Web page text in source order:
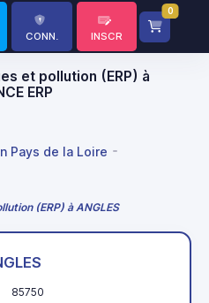
CONN. INSCR
0
et pollution (ERP) à
ERP
Pays de la Loire
(ERP) à ANGLES
85750